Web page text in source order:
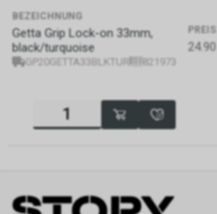
BEZEICHNUNG
Getta Grip Lock-on 33mm,
black/turquoise
GP20GETTA33BLKTUR 821973371955
PREIS
24.90